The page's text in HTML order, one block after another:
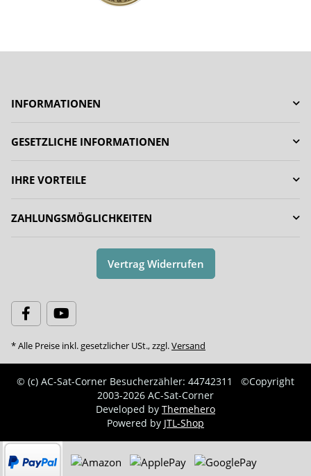
INFORMATIONEN
GESETZLICHE INFORMATIONEN
IHRE VORTEILE
ZAHLUNGSMÖGLICHKEITEN
Vertrag Widerrufen
* Alle Preise inkl. gesetzlicher USt., zzgl.Versand
© (c) AC-Sat-Corner Besucherzähler: 44742311
©Copyright
2003-2026 AC-Sat-Corner
Developed by Themehero
Powered by JTL-Shop